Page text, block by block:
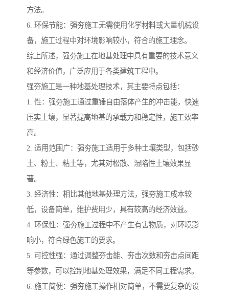
方法。
6. 环保节能：强夯施工无需使用化学材料或大量机械设
备，施工过程中对环境影响较小，符合的施工理念。
综上所述，强夯施工在地基处理中具有重要的技术意义
和经济价值，广泛应用于各类建筑工程中。
强夯施工是一种地基处理技术，其主要特点包括：
1. 性：强夯施工通过重锤自由落体产生的冲击能，快速
压实土壤，显著提高地基的承载力和稳定性，施工效率
高。
2. 适用范围广：强夯施工适用于多种土壤类型，包括砂
土、粉土、粘土等，尤其对松散、湿陷性土壤效果显
著。
3. 经济性：相比其他地基处理方法，强夯施工成本较
低，设备简单，维护费用少，具有较高的经济效益。
4. 环保性：强夯施工过程中不产生有害物质，对环境影
响小，符合绿色施工的要求。
5. 可控性强：通过调整夯击能、夯击次数和夯击点间距
等参数，可以控制地基处理效果，满足不同工程需求。
6. 施工简便：强夯施工操作相对简单，不需要复杂的设